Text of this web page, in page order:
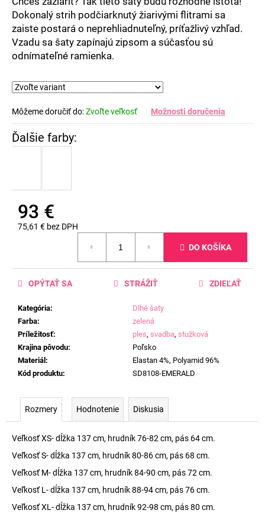
Dokonalý strih podčiarknutý žiarivými flitrami sa
zaiste postará o neprehliadnuteľný, príťažlivý vzhľad.
Vzadu sa šaty zapínajú zipsom a súčasťou sú
odnímateľné ramienka.
Môžeme doručiť do:Zvoľte veľkosť Možnosti doručenia
93 €
75,61 € bez DPH
DO KOŠÍKA
Kategória:
Dlhé šaty
Farba:
zelená
Príležitosť: ples, svadba, stužková
Krajina pôvodu:
Poľsko
Materiál :
Elastan 4%, Polyamid 96%
Kód produktu: SD8108-EMERALD
OPÝTAŤ SA STRÁŽIŤ ZDIEĽAŤ
Rozmery Hodnotenie Diskusia
Veľkosť XS- dĺžka 137 cm, hrudník 76-82 cm, pás 64 cm.
Veľkosť S- dĺžka 137 cm, hrudník 80-86 cm, pás 68 cm.
Veľkosť M- dĺžka 137 cm, hrudník 84-90 cm, pás 72 cm.
Veľkosť L- dĺžka 137 cm, hrudník 88-94 cm, pás 76 cm.
Veľkosť XL- dĺžka 137 cm, hrudník 92-98 cm, pás 80 cm.